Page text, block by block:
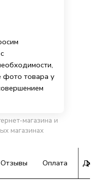
фото товара у
магазина и
магазинах
Отзывы Оплата